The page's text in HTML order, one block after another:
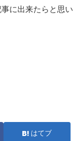
に出来たらと思い
はてブ